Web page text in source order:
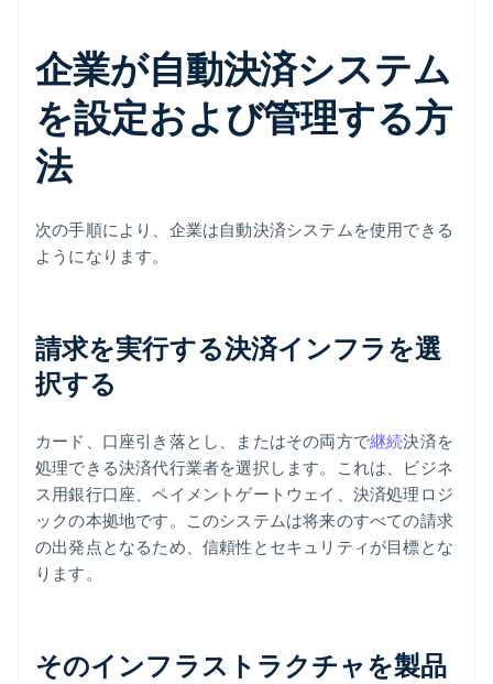
企業が自動決済システム
を設定および管理する方
法
次の手順により、企業は自動決済システムを使用できる
ようになります。
請求を実行する決済インフラを選
択する
カード、口座引き落とし、またはその両方で継続決済を
処理できる決済代行業者を選択します。これは、ビジネ
ス用銀行口座、ペイメントゲートウェイ、決済処理ロジ
ックの本拠地です。このシステムは将来のすべての請求
の出発点となるため、信頼性とセキュリティが目標とな
ります。
そのインフラストラクチャを製品